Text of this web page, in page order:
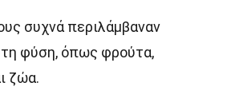
συχνά περιλάμβαναν
φύση, όπως φρούτα,
ζώα.